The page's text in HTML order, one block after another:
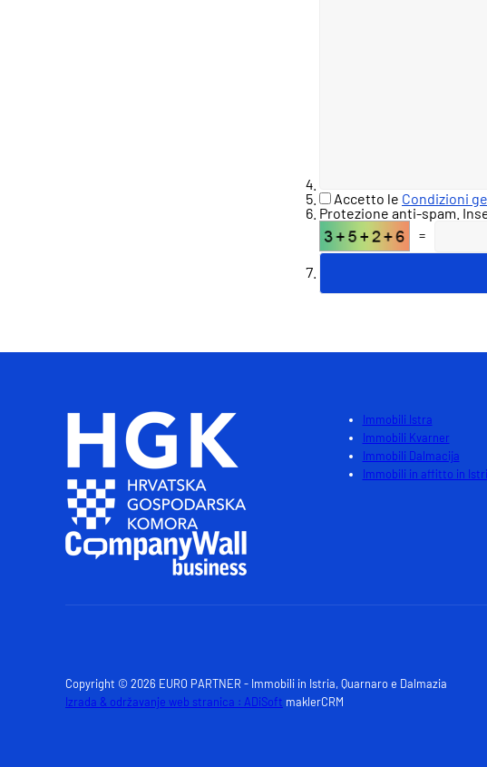
Accetto le Condizioni
Protezione anti-spam.
=
Immobili Istra
Immobili Kvarner
Immobili Dalmacija
Immobili in affitto in
Copyright © 2026 EURO PARTNER - Immobili in Istria, Quarnaro e Dalmazia
Izrada & održavanje web stranica : ADiSoft maklerCRM